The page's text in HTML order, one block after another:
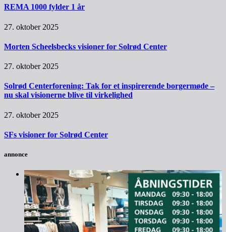
REMA 1000 fylder 1 år
27. oktober 2025
Morten Scheelsbecks visioner for Solrød Center
27. oktober 2025
Solrød Centerforening: Tak for et inspirerende borgermøde –
nu skal visionerne blive til virkelighed
27. oktober 2025
SFs visioner for Solrød Center
annonce